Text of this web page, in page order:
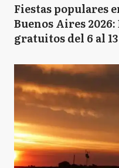
Fiestas populares
Buenos Aires
gratuitos del 6 al